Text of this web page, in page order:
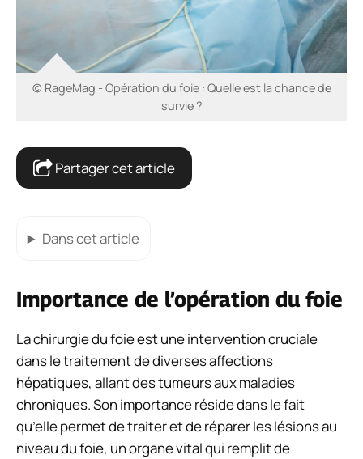
© RageMag - Opération du foie : Quelle est la chance de
survie ?
Partager cet article
Dans cet article
Importance de l’opération du foie
La chirurgie du foie est une intervention cruciale
dans le traitement de diverses affections
hépatiques, allant des tumeurs aux maladies
chroniques. Son importance réside dans le fait
qu’elle permet de traiter et de réparer les lésions au
niveau du foie, un organe vital qui remplit de